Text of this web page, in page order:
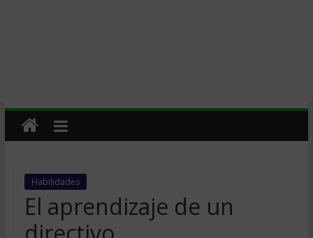
Habilidades
El aprendizaje de un